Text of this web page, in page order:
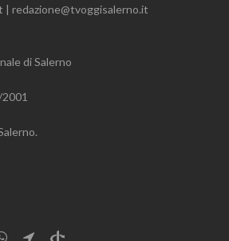
redazione@tvoggisalerno.it
di Salerno